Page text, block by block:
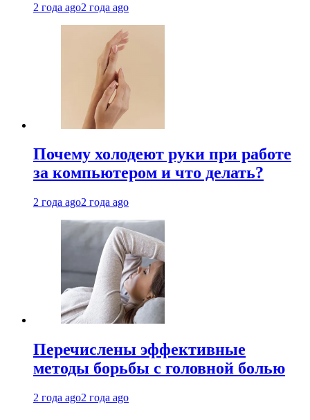
2 года ago2 года ago
Почему холодеют руки при работе
за компьютером и что делать?
2 года ago2 года ago
Перечислены эффективные
методы борьбы с головной болью
2 года ago2 года ago